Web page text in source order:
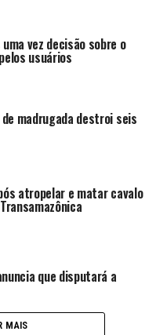
vez decisão sobre o
usuários
madrugada destroi seis
atropelar e matar cavalo
que disputará a
MAIS